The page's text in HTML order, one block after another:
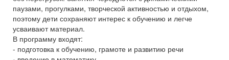
паузами, прогулками, творческой активностью и отдыхом,
поэтому дети сохраняют интерес к обучению и легче
усваивают материал.
В программу входят:
- подготовка к обучению, грамоте и развитию речи